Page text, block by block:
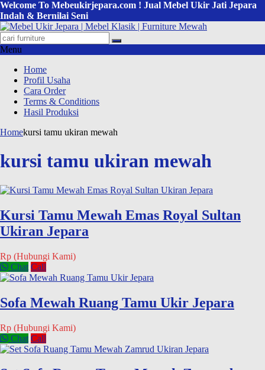
Welcome To Mebeukirjepara.com ! Jual Mebel Ukir Jati Jepara
Indah & Bernilai Seni
Menu
Home
Profil Usaha
Cara Order
Terms & Conditions
Hasil Produksi
Homekursi tamu ukiran mewah
kursi tamu ukiran mewah
Kursi Tamu Mewah Emas Royal Sultan
Ukiran Jepara
Rp (Hubungi Kami)
Chat Call
Sofa Mewah Ruang Tamu Ukir Jepara
Rp (Hubungi Kami)
Chat Call